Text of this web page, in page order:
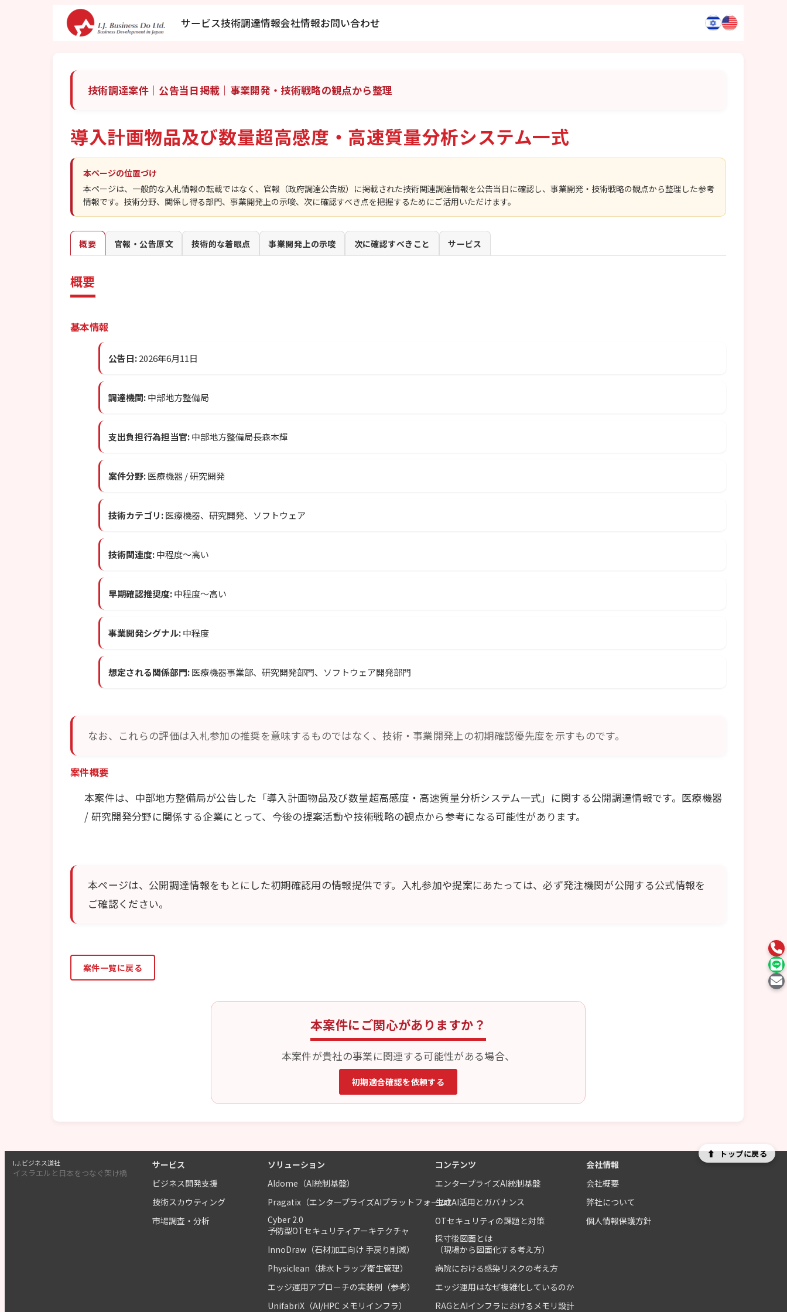
サービス技術調達情報会社情報お問い合わせ
技術調達案件｜公告当日掲載｜事業開発・技術戦略の観点から整理
導入計画物品及び数量超高感度・高速質量分析システム一式
本ページの位置づけ
本ページは、一般的な入札情報の転載ではなく、官報（政府調達公告版）に掲載された技術関連調達情報を公告当日に確認し、事業開発・技術戦略の観点から整理した参考
情報です。技術分野、関係し得る部門、事業開発上の示唆、次に確認すべき点を把握するためにご活用いただけます。
概要 官報・公告原文 技術的な着眼点 事業開発上の示唆 次に確認すべきこと サービス
概要
基本情報
公告日:2026年6月11日
調達機関:中部地方整備局
支出負担行為担当官:中部地方整備局長森本輝
案件分野:医療機器 / 研究開発
技術カテゴリ:医療機器、研究開発、ソフトウェア
技術関連度:中程度〜高い
早期確認推奨度:中程度〜高い
事業開発シグナル:中程度
想定される関係部門:医療機器事業部、研究開発部門、ソフトウェア開発部門
なお、これらの評価は入札参加の推奨を意味するものではなく、技術・事業開発上の初期確認優先度を示すものです。
案件概要
本案件は、中部地方整備局が公告した「導入計画物品及び数量超高感度・高速質量分析システム一式」に関する公開調達情報です。医療機器
/ 研究開発分野に関係する企業にとって、今後の提案活動や技術戦略の観点から参考になる可能性があります。
本ページは、公開調達情報をもとにした初期確認用の情報提供です。入札参加や提案にあたっては、必ず発注機関が公開する公式情報を
ご確認ください。
案件一覧に戻る
本案件にご関心がありますか？
本案件が貴社の事業に関連する可能性がある場合、
初期適合確認を依頼する
⬆ トップに戻る
I.J.ビジネス道社
イスラエルと日本をつなぐ架け橋
サービス
ビジネス開発支援
技術スカウティング
市場調査・分析
ソリューション
AIdome（AI統制基盤）
Pragatix（エンタープライズAIプラットフォーム）
Cyber 2.0
予防型OTセキュリティアーキテクチャ
InnoDraw（石材加工向け 手戻り削減）
Physiclean（排水トラップ衛生管理）
エッジ運用アプローチの実装例（参考）
UnifabriX（AI/HPC メモリインフラ）
コンテンツ
エンタープライズAI統制基盤
生成AI活用とガバナンス
OTセキュリティの課題と対策
採寸後図面とは
（現場から図面化する考え方）
病院における感染リスクの考え方
エッジ運用はなぜ複雑化しているのか
RAGとAIインフラにおけるメモリ設計
会社情報
会社概要
弊社について
個人情報保護方針